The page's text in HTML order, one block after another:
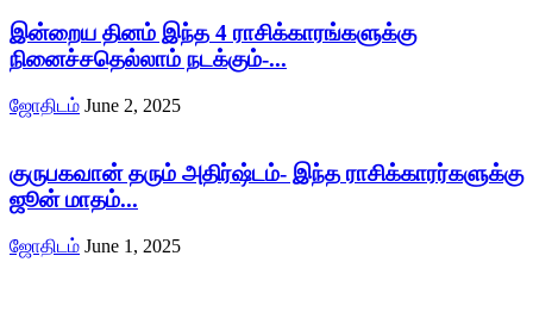
இன்றைய தினம் இந்த 4 ராசிக்காரங்களுக்கு
நினைச்சதெல்லாம் நடக்கும்-...
ஜோதிடம் June 2, 2025
குருபகவான் தரும் அதிர்ஷ்டம்- இந்த ராசிக்காரர்களுக்கு
ஜூன் மாதம்...
ஜோதிடம் June 1, 2025